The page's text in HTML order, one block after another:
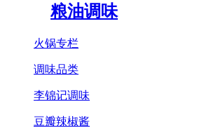
粮油调味
火锅专栏
调味品类
李锦记调味
豆瓣辣椒酱